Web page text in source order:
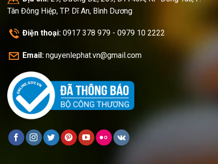
Tân Đông Hiệp, TP. Dĩ An, Bình Dương
Điện thoại: 0917 378 979 - 0979 10 2222
Email: nguyenlephat.vn@gmail.com